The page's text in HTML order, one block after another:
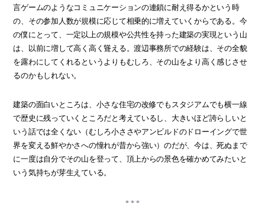
言ゲームのようなコミュニケーションの連鎖に耐え得るかという時
の、その参加人数が規模に応じて相乗的に増えていくからである。今
の僕にとって、一定以上の規模や公共性を持った建築の実現という山
は、以前に増して高く高く聳える。渡辺事務所での経験は、その全貌
を露わにしてくれるというよりもむしろ、その山をより高く感じさせ
るのかもしれない。
建築の面白いところは、小さな住宅の改修でもスタジアムでも横一線
で歴史に残っていくところだと考えているし、大きいほど誇らしいと
いう話では全くない（むしろ小ささやアンビルドのドローイングで世
界を変える鮮やかさへの憧れが昔から強い）のだが、今は、死ぬまで
に一度は自分でその山を登って、頂上からの景色を確かめてみたいと
いう気持ちが芽生えている。